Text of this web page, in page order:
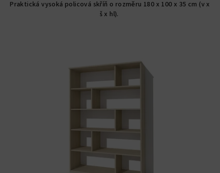
Praktická vysoká policová skříň o rozměru 180 x 100 x 35 cm (v x
š x hl).